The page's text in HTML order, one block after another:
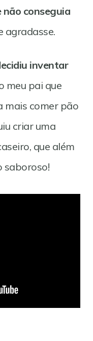
conseguia
agradasse.
inventar
meu pai que
mais comer pão
criar uma
que além
saboroso!